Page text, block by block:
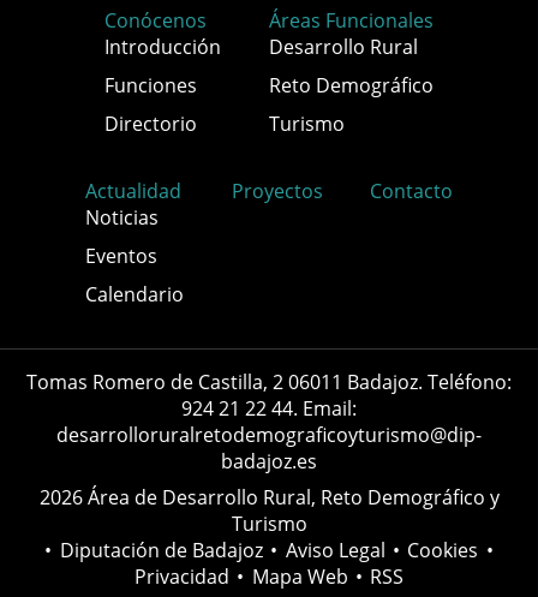
Conócenos
Introducción
Funciones
Directorio
Áreas Funcionales
Desarrollo Rural
Reto Demográfico
Turismo
Actualidad
Noticias
Eventos
Calendario
Proyectos Contacto
Tomas Romero de Castilla, 2 06011 Badajoz. Teléfono:
924 21 22 44. Email:
desarrolloruralretodemograficoyturismo@dip-
badajoz.es
2026 Área de Desarrollo Rural, Reto Demográfico y
Turismo
• Diputación de Badajoz • Aviso Legal • Cookies •
Privacidad • Mapa Web • RSS